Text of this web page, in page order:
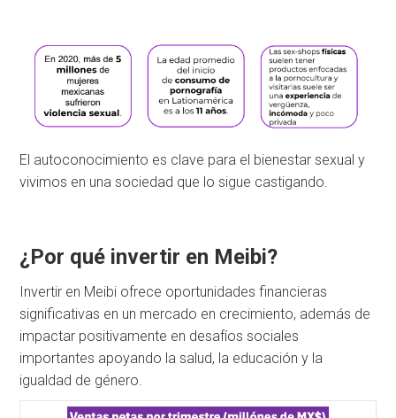
El autoconocimiento es clave para el bienestar sexual y
vivimos en una sociedad que lo sigue castigando.
¿Por qué invertir en Meibi?
Invertir en Meibi ofrece oportunidades financieras
significativas en un mercado en crecimiento, además de
impactar positivamente en desafíos sociales
importantes apoyando la salud, la educación y la
igualdad de género.